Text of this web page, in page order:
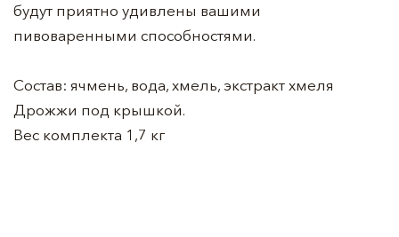
будут приятно удивлены вашими
пивоваренными способностями.
Состав: ячмень, вода, хмель, экстракт хмеля
Дрожжи под крышкой.
Вес комплекта 1,7 кг